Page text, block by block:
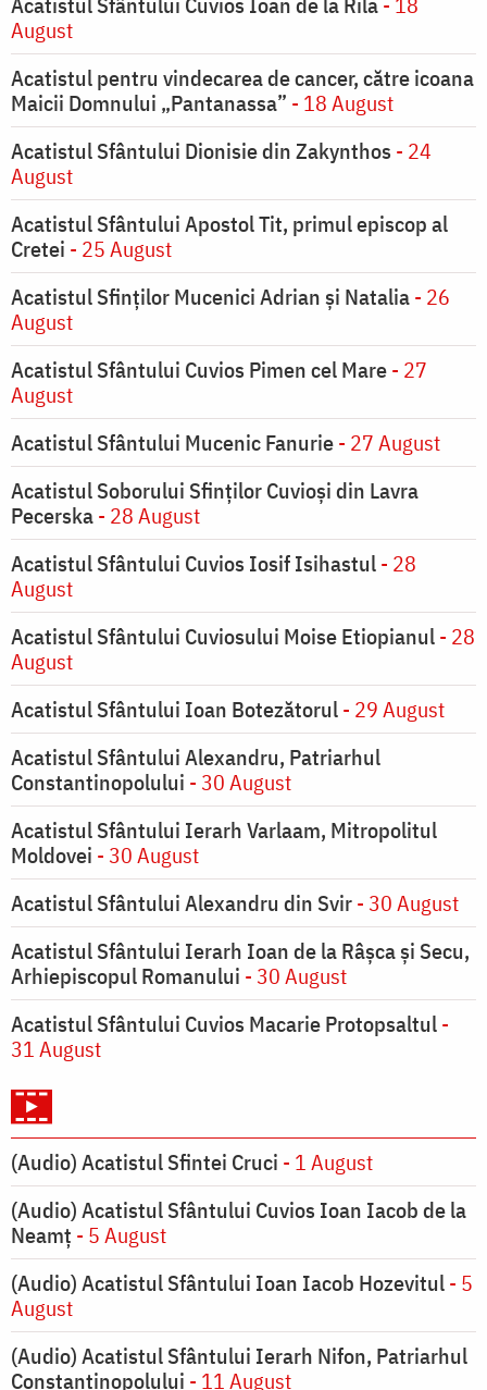
August
Acatistul pentru vindecarea de cancer, către icoana
Maicii Domnului „Pantanassa” - 18 August
Acatistul Sfântului Dionisie din Zakynthos - 24
August
Acatistul Sfântului Apostol Tit, primul episcop al
Cretei - 25 August
Acatistul Sfinților Mucenici Adrian și Natalia- 26
August
Acatistul Sfântului Cuvios Pimen cel Mare- 27
August
Acatistul Sfântului Mucenic Fanurie- 27 August
Acatistul Soborului Sfinților Cuvioși din Lavra
Pecerska- 28 August
Acatistul Sfântului Cuvios Iosif Isihastul- 28
August
Acatistul Sfântului Cuviosului Moise Etiopianul- 28
August
Acatistul Sfântului Ioan Botezătorul- 29 August
Acatistul Sfântului Alexandru, Patriarhul
Constantinopolului - 30 August
Acatistul Sfântului Ierarh Varlaam, Mitropolitul
Moldovei - 30 August
Acatistul Sfântului Alexandru din Svir- 30 August
Acatistul Sfântului Ierarh Ioan de la Râşca şi Secu,
Arhiepiscopul Romanului - 30 August
Acatistul Sfântului Cuvios Macarie Protopsaltul-
31 August
(Audio) Acatistul Sfintei Cruci - 1 August
(Audio) Acatistul Sfântului Cuvios Ioan Iacob de la
Neamț - 5 August
(Audio) Acatistul Sfântului Ioan Iacob Hozevitul- 5
August
(Audio) Acatistul Sfântului Ierarh Nifon, Patriarhul
Constantinopolului - 11 August